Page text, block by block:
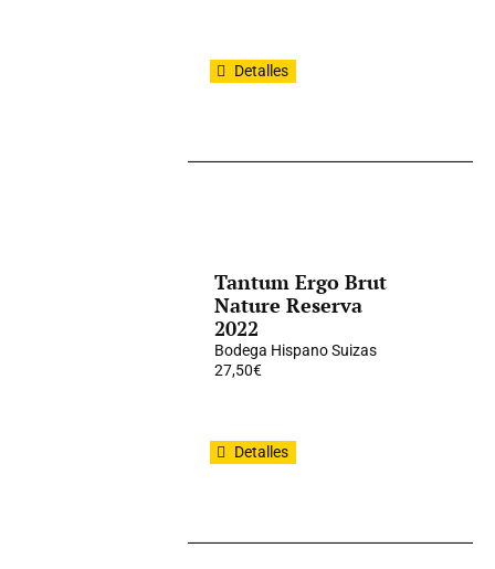
Detalles
Tantum Ergo Brut
Nature Reserva
2022
Bodega Hispano Suizas
27,50€
Detalles